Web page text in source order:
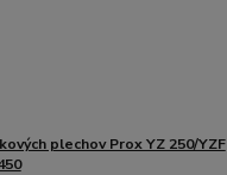
plechov Prox YZ 250/YZF